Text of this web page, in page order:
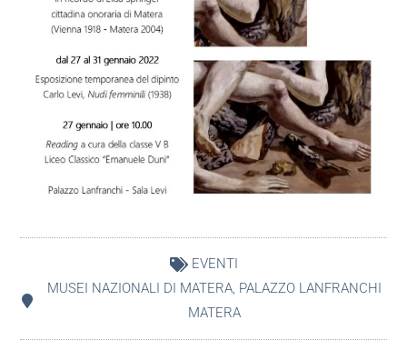
EVENTI
MUSEI NAZIONALI DI MATERA, PALAZZO LANFRANCHI
MATERA